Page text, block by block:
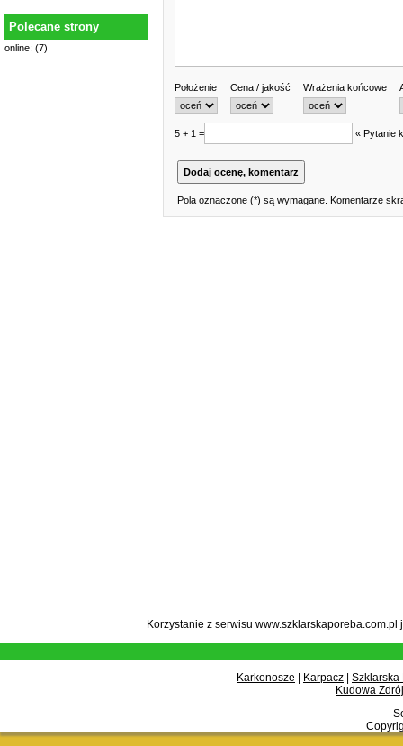
Polecane strony
online: (7)
Położenie Cena / jakość Wrażenia końcowe
5 + 1 = « Pytanie
Pola oznaczone (*) są wymagane. Komentarze
Korzystanie z serwisu
Karkonosze Karpacz
Szklarska
Kudowa